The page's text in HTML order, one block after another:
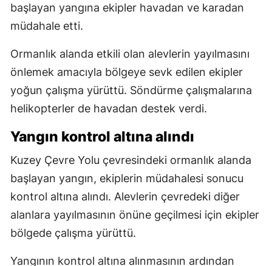
başlayan yangına ekipler havadan ve karadan
müdahale etti.
Ormanlık alanda etkili olan alevlerin yayılmasını
önlemek amacıyla bölgeye sevk edilen ekipler
yoğun çalışma yürüttü. Söndürme çalışmalarına
helikopterler de havadan destek verdi.
Yangın kontrol altına alındı
Kuzey Çevre Yolu çevresindeki ormanlık alanda
başlayan yangın, ekiplerin müdahalesi sonucu
kontrol altına alındı. Alevlerin çevredeki diğer
alanlara yayılmasının önüne geçilmesi için ekipler
bölgede çalışma yürüttü.
Yangının kontrol altına alınmasının ardından